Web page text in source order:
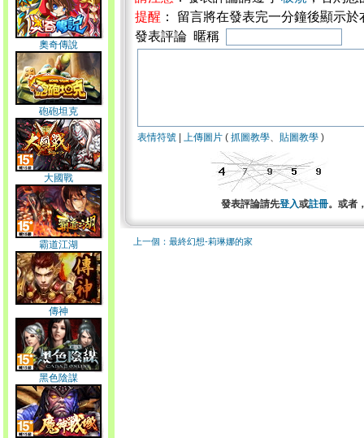
奧奇傳說
砲砲坦克
大國戰
霸道江湖
傳神
黑色陰謀
提醒 ： 留言將在發表完一分鐘後顯示
發表評論 暱稱
表情符號 上傳圖片 ( 抓圖教學、 貼圖教學 )
發表評論請先登入或註冊。或者
上一個：最終幻想-莉琳娜的家